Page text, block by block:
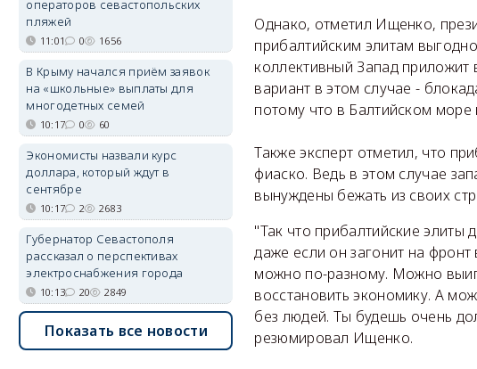
Однако, отметил Ищенко,
прибалтийским элитам
коллективный Запад
вариант в этом случае -
потому что в Балтийском море
Также эксперт отметил, что
фиаско. Ведь в этом случае
вынуждены бежать из своих
"Так что прибалтийские элиты
даже если он загонит на
можно по-разному. Можно
восстановить экономику. А
без людей. Ты будешь очень
резюмировал Ищенко.
операторов севастопольских
пляжей
11:01 0 1656
В Крыму начался приём заявок
на «школьные» выплаты для
многодетных семей
10:17 0 60
Экономисты назвали курс
доллара, который ждут в
сентябре
10:17 2 2683
Губернатор Севастополя
рассказал о перспективах
электроснабжения города
10:13 20 2849
Показать все новости